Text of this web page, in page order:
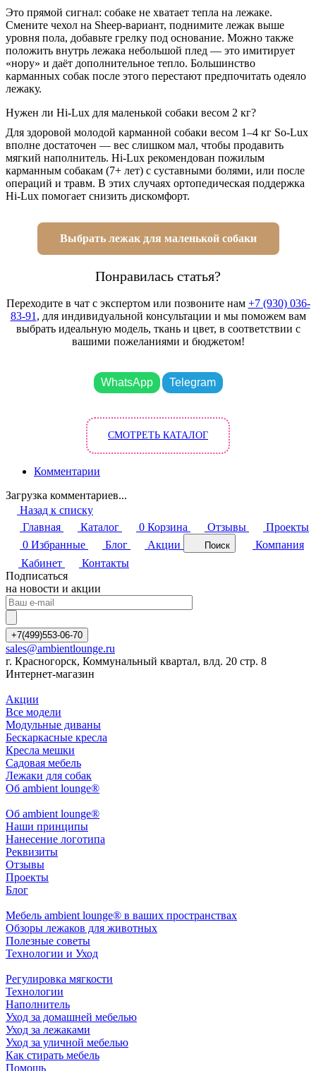
Это прямой сигнал: собаке не хватает тепла на лежаке.
Смените чехол на Sheep-вариант, поднимите лежак выше
уровня пола, добавьте грелку под основание. Можно также
положить внутрь лежака небольшой плед — это имитирует
«нору» и даёт дополнительное тепло. Большинство
карманных собак после этого перестают предпочитать одеяло
лежаку.
Нужен ли Hi-Lux для маленькой собаки весом 2 кг?
Для здоровой молодой карманной собаки весом 1–4 кг So-Lux
вполне достаточен — вес слишком мал, чтобы продавить
мягкий наполнитель. Hi-Lux рекомендован пожилым
карманным собакам (7+ лет) с суставными болями, или после
операций и травм. В этих случаях ортопедическая поддержка
Hi-Lux помогает снизить дискомфорт.
Выбрать лежак для маленькой собаки
Понравилась статья?
Переходите в чат с экспертом или позвоните нам +7 (930) 036-
83-91 , для индивидуальной консультации и мы поможем вам
выбрать идеальную модель, ткань и цвет, в соответствии с
вашими пожеланиями и бюджетом!
WhatsApp Telegram
СМОТРЕТЬ КАТАЛОГ
Комментарии
Загрузка комментариев...
Назад к списку
Главная
Каталог 0 Корзина Отзывы
Проекты
0 Избранные Блог Акции Поиск
Компания
Кабинет
Контакты
Подписаться
на новости и акции
+7(499)553-06-70
sales@ambientlounge.ru
г. Красногорск, Коммунальный квартал, влд. 20 стр. 8
Интернет-магазин
Акции
Все модели
Модульные диваны
Бескаркасные кресла
Кресла мешки
Садовая мебель
Лежаки для собак
Об ambient lounge®
Oб ambient lounge®
Наши принципы
Нанесение логотипа
Реквизиты
Отзывы
Проекты
Блог
Мебель ambient lounge® в ваших пространствах
Обзоры лежаков для животных
Полезные советы
Технологии и Уход
Регулировка мягкости
Технологии
Наполнитель
Уход за домашней мебелью
Уход за лежаками
Уход за уличной мебелью
Как стирать мебель
Помощь